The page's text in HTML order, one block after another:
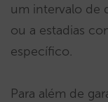
um intervalo de
ou a estadias
específico.
Para além de